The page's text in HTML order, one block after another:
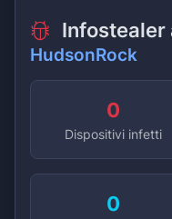
Infostealer
HudsonRock
0
Dispositivi infetti
0